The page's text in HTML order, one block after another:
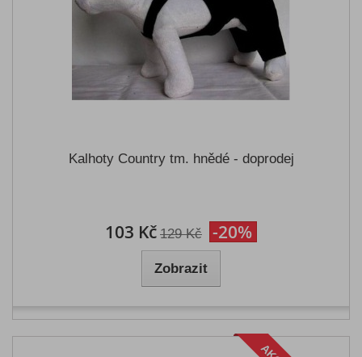
Kalhoty Country tm. hnědé - doprodej
103 Kč 129 Kč -20%
Zobrazit